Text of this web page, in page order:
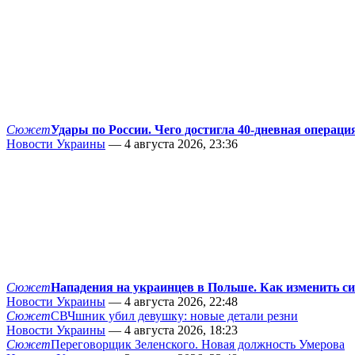
СюжетУдары по России. Чего достигла 40-дневная
Новости Украины — 4 августа 2026, 23:36
СюжетНападения на украинцев в Польше. Как изменить
Новости Украины — 4 августа 2026, 22:48
СюжетСВЧшник убил девушку: новые детали резни
Новости Украины — 4 августа 2026, 18:23
СюжетПереговорщик Зеленского. Новая должность Умерова